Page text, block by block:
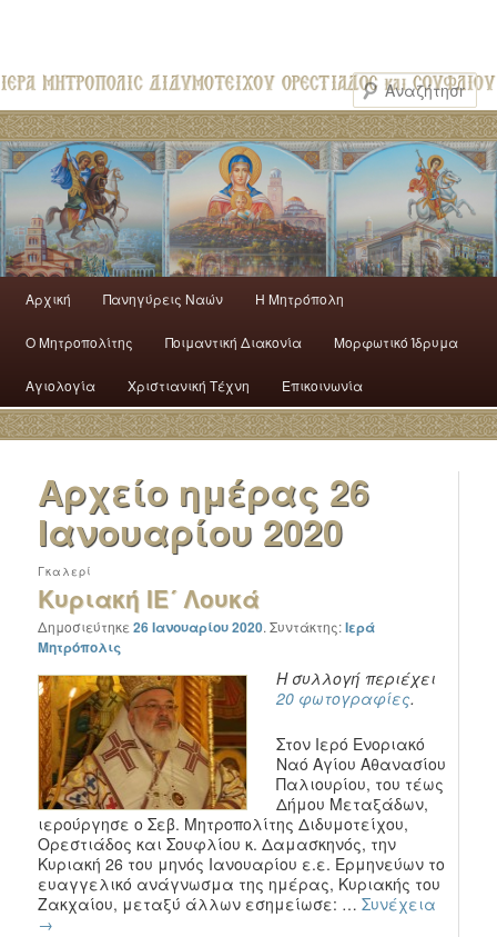
Αρχική Πανηγύρεις Ναών H Mητρόπολη
Ο Mητροπολίτης Ποιμαντική Διακονία Μορφωτικό Ίδρυμα
Αγιολογία Χριστιανική Τέχνη Επικοινωνία
Αρχείο ημέρας 26
Ιανουαρίου 2020
Κυριακή ΙΕ´ Λουκά
Γκαλερί
Δημοσιεύτηκε26 Ιανουαρίου 2020.Συντάκτης:Ιερά
Μητρόπολις
Η συλλογή περιέχει
20 φωτογραφίες.
Στον Ιερό Ενοριακό
Ναό Αγίου Αθανασίου
Παλιουρίου, του τέως
Δήμου Μεταξάδων,
ιερούργησε ο Σεβ. Μητροπολίτης Διδυμοτείχου,
Ορεστιάδος και Σουφλίου κ. Δαμασκηνός, την
Κυριακή 26 του μηνός Ιανουαρίου ε.ε. Ερμηνεύων το
ευαγγελικό ανάγνωσμα της ημέρας, Κυριακής του
Ζακχαίου, μεταξύ άλλων εσημείωσε: …Συνέχεια
→